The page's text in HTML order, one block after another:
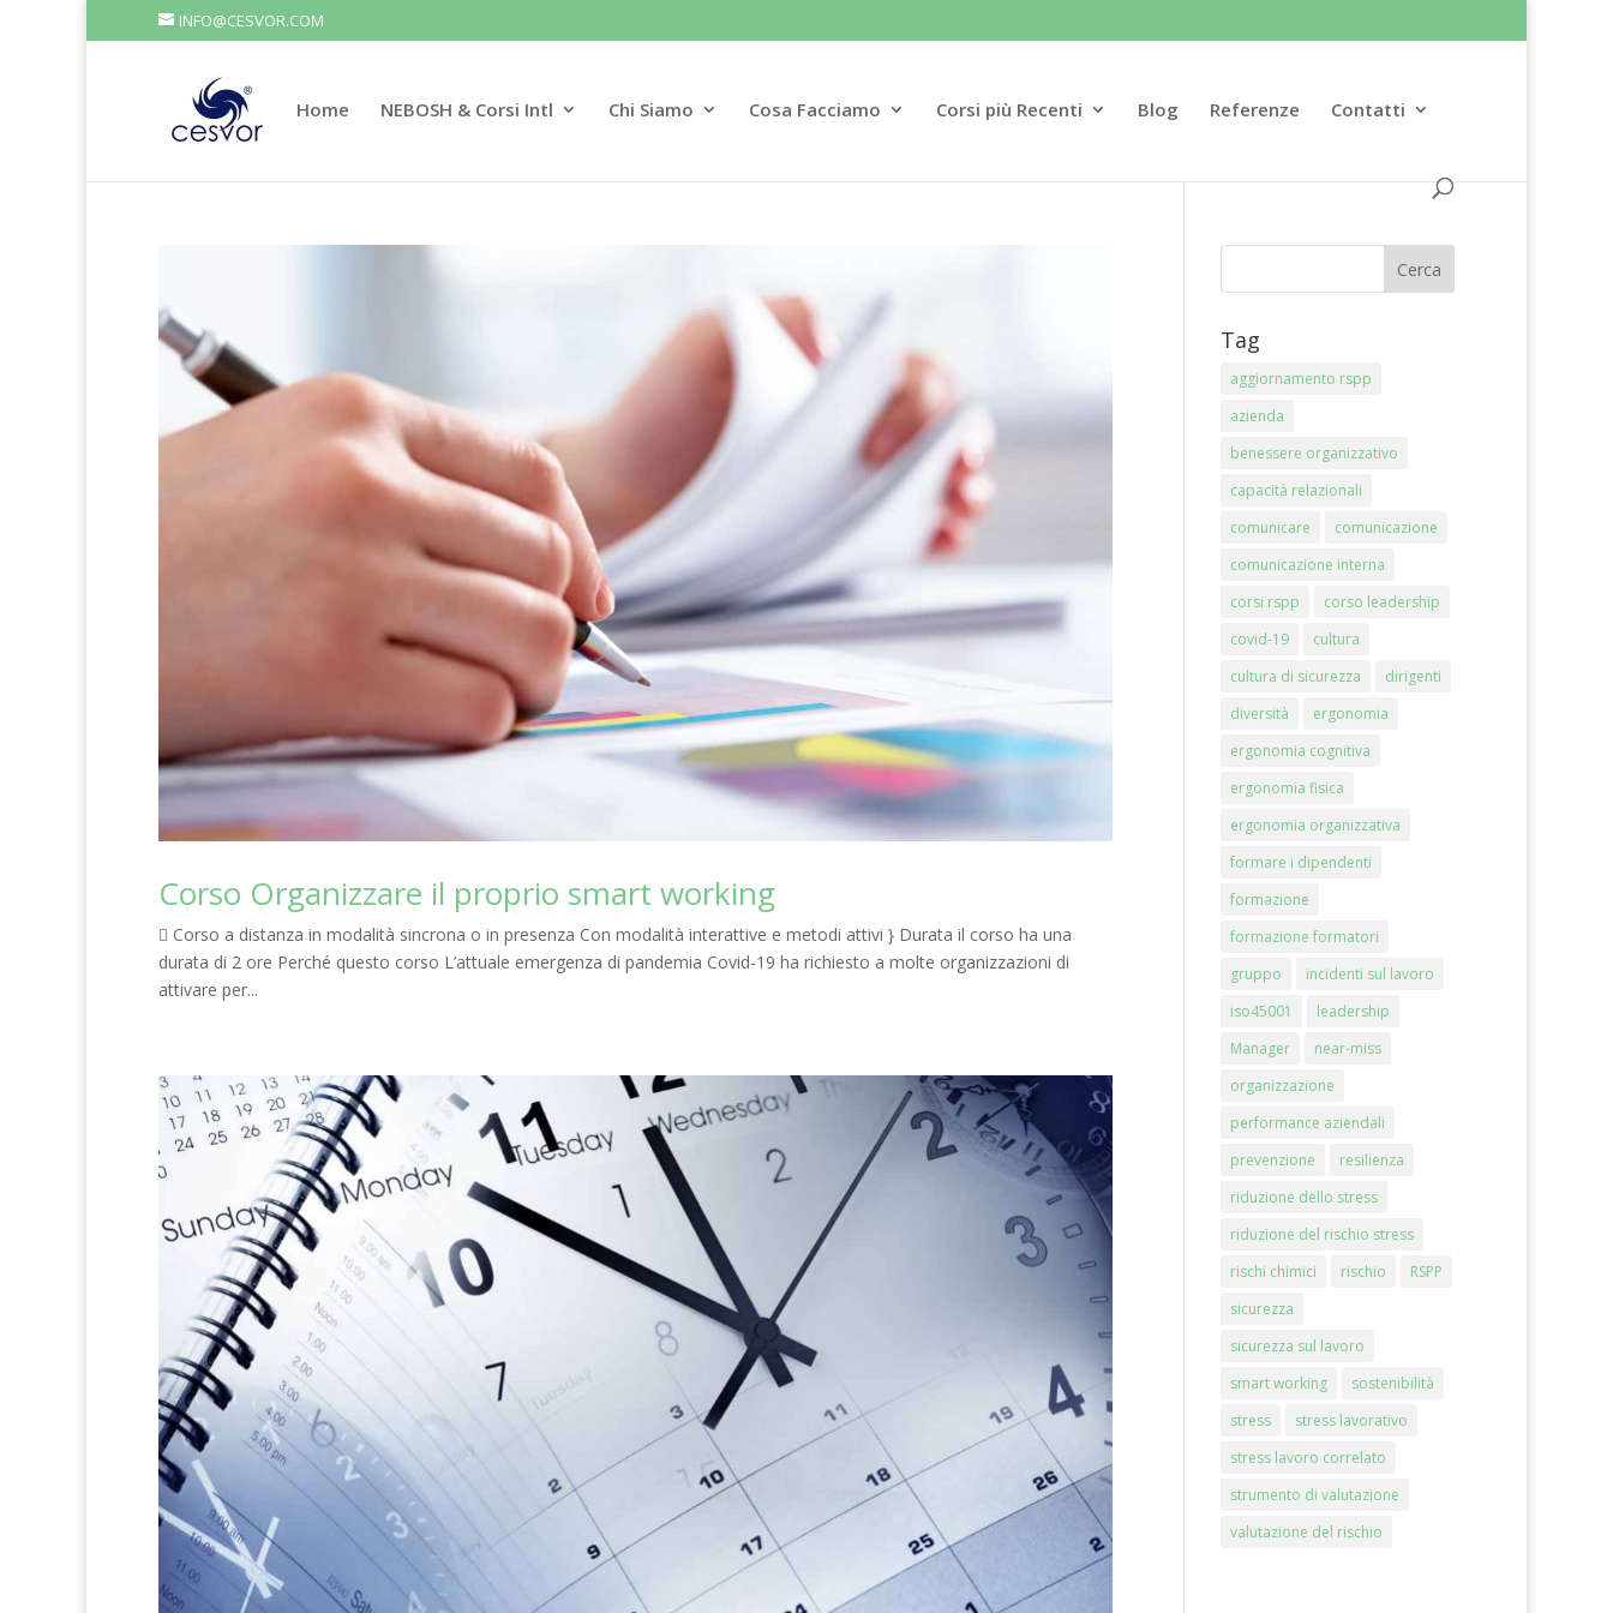
INFO@CESVOR.COM
Home NEBOSH & Corsi Intl Chi Siamo Cosa Facciamo Corsi più Recenti Blog Referenze Contatti
Corso Organizzare il proprio smart working
 Corso a distanza in modalità sincrona o in presenza Con modalità interattive e metodi attivi } Durata il corso ha una
durata di 2 ore Perché questo corso L’attuale emergenza di pandemia Covid-19 ha richiesto a molte organizzazioni di
attivare per...
Tag
aggiornamento rspp
azienda
benessere organizzativo
capacità relazionali
comunicare
comunicazione
comunicazione interna
corsi rspp
corso leadership
covid-19
cultura
cultura di sicurezza
dirigenti
diversità
ergonomia
ergonomia cognitiva
ergonomia fisica
ergonomia organizzativa
formare i dipendenti
formazione
formazione formatori
gruppo
incidenti sul lavoro
iso45001
leadership
Manager
near-miss
organizzazione
performance aziendali
prevenzione
resilienza
riduzione dello stress
riduzione del rischio stress
rischi chimici
rischio
RSPP
sicurezza
sicurezza sul lavoro
smart working
sostenibilità
stress
stress lavorativo
stress lavoro correlato
strumento di valutazione
valutazione del rischio